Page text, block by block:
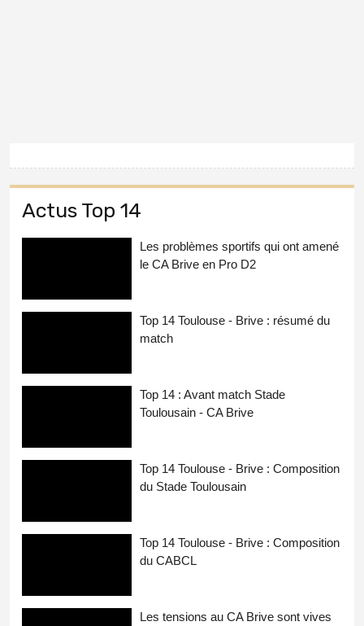
Actus Top 14
Les problèmes sportifs qui ont amené
le CA Brive en Pro D2
Top 14 Toulouse - Brive : résumé du
match
Top 14 : Avant match Stade
Toulousain - CA Brive
Top 14 Toulouse - Brive : Composition
du Stade Toulousain
Top 14 Toulouse - Brive : Composition
du CABCL
Les tensions au CA Brive sont vives